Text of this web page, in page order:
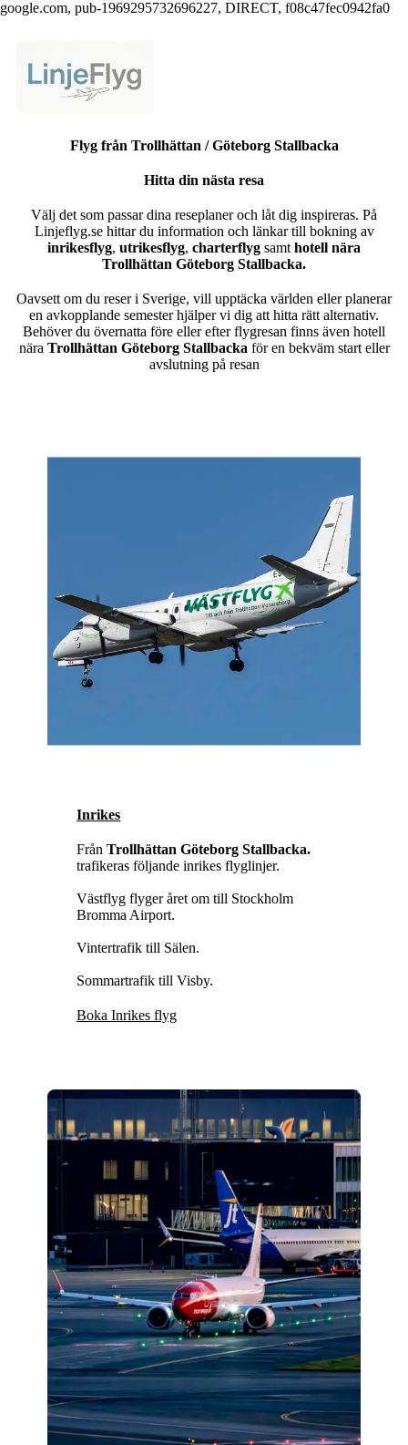
google.com, pub-1969295732696227, DIRECT, f08c47fec0942fa0
Flyg från Trollhättan / Göteborg Stallbacka
Hitta din nästa resa
Välj det som passar dina reseplaner och låt dig inspireras. På
Linjeflyg.se hittar du information och länkar till bokning av
inrikesflyg, utrikesflyg, charterflyg samt hotell nära
Trollhättan Göteborg Stallbacka.
Oavsett om du reser i Sverige, vill upptäcka världen eller planerar
en avkopplande semester hjälper vi dig att hitta rätt alternativ.
Behöver du övernatta före eller efter flygresan finns även hotell
nära Trollhättan Göteborg Stallbacka för en bekväm start eller
avslutning på resan
Inrikes
FrånTrollhättan Göteborg Stallbacka.
trafikeras följande inrikes flyglinjer.
Västflyg flyger året om till Stockholm
Bromma Airport.
Vintertrafik till Sälen.
Sommartrafik till Visby.
Boka Inrikes flyg